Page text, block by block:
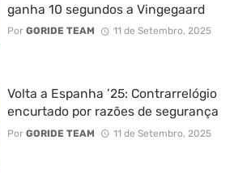
ganha 10 segundos a Vingegaard
Por GORIDE TEAM 11 de Setembro, 2025
Volta a Espanha ’25: Contrarrelógio
encurtado por razões de segurança
Por GORIDE TEAM 11 de Setembro, 2025